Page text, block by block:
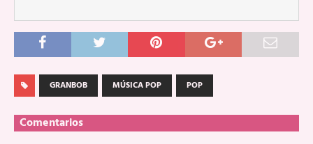
GRANBOB MÚSICA POP POP
Comentarios